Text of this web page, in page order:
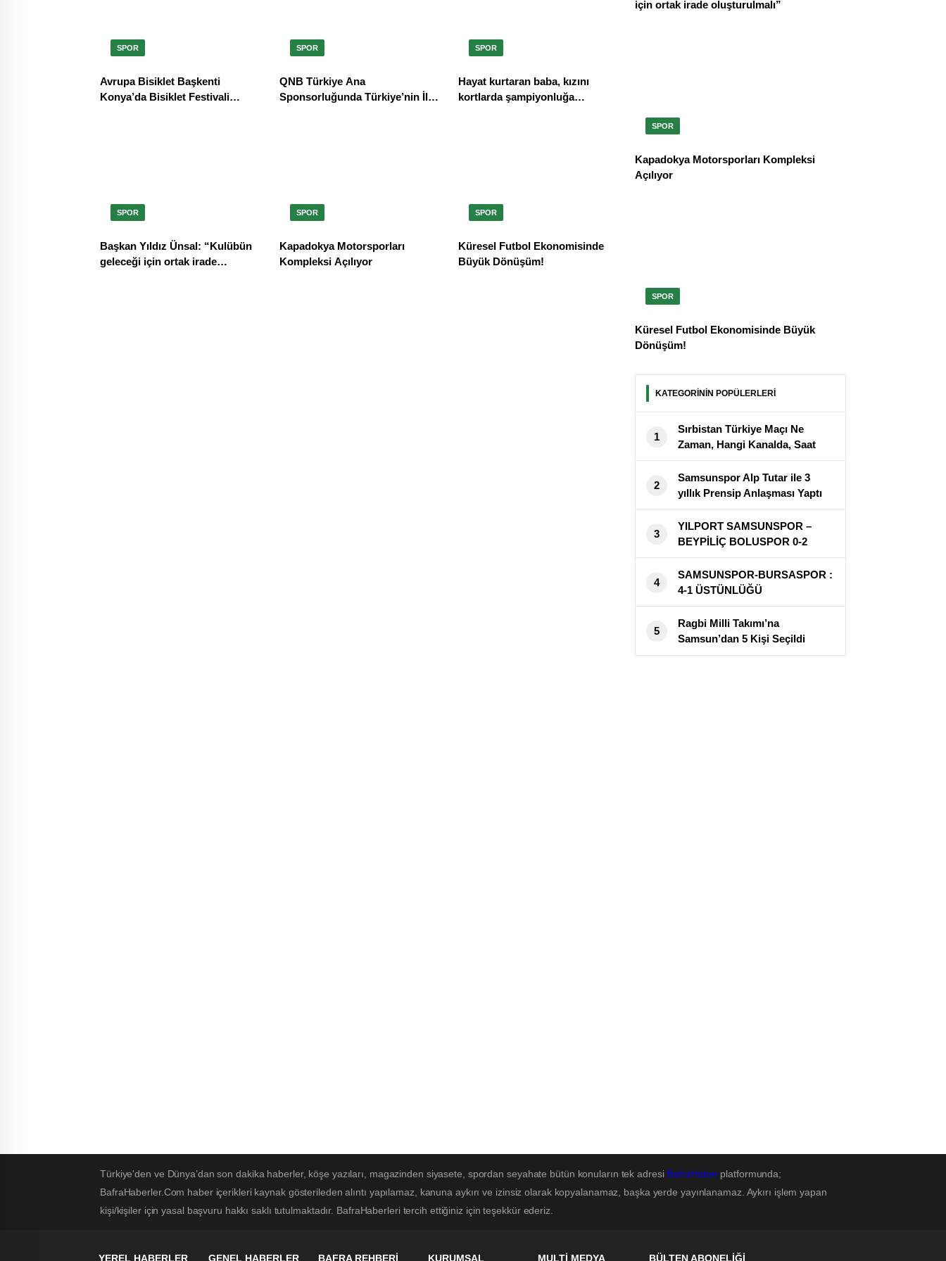
SPOR
Avrupa Bisiklet Başkenti
Konya’da Bisiklet Festivali
SPOR
QNB Türkiye Ana
Sponsorluğunda Türkiye’nin İlk
SPOR
Hayat kurtaran baba, kızını
kortlarda şampiyonluğa
SPOR
Başkan Yıldız Ünsal: “Kulübün
geleceği için ortak irade
SPOR
Kapadokya Motorsporları
Kompleksi Açılıyor
SPOR
Küresel Futbol Ekonomisinde
Büyük Dönüşüm!
için ortak irade oluşturulmalı”
SPOR
Kapadokya Motorsporları Kompleksi
Açılıyor
SPOR
Küresel Futbol Ekonomisinde Büyük
Dönüşüm!
KATEGORİNİN POPÜLERLERİ
1
Sırbistan Türkiye Maçı Ne
Zaman, Hangi Kanalda, Saat
Kaçta?
2
Samsunspor Alp Tutar ile 3
yıllık Prensip Anlaşması Yaptı
3
YILPORT SAMSUNSPOR –
BEYPİLİÇ BOLUSPOR 0-2
4
SAMSUNSPOR-BURSASPOR :
4-1 ÜSTÜNLÜĞÜ
5
Ragbi Milli Takımı’na
Samsun’dan 5 Kişi Seçildi
Türkiye'den ve Dünya’dan son dakika haberler, köşe yazıları, magazinden siyasete, spordan seyahate bütün konuların tek adresi BafraHaberplatformunda;
BafraHaberler.Com haber içerikleri kaynak gösterileden alıntı yapılamaz, kanuna aykırı ve izinsiz olarak kopyalanamaz, başka yerde yayınlanamaz. Aykırı işlem yapan
kişi/kişiler için yasal başvuru hakkı saklı tutulmaktadır. BafraHaberleri tercih ettiğiniz için teşekkür ederiz.
YEREL HABERLER GENEL HABERLER BAFRA REHBERİ KURUMSAL MULTİ MEDYA BÜLTEN ABONELİĞİ